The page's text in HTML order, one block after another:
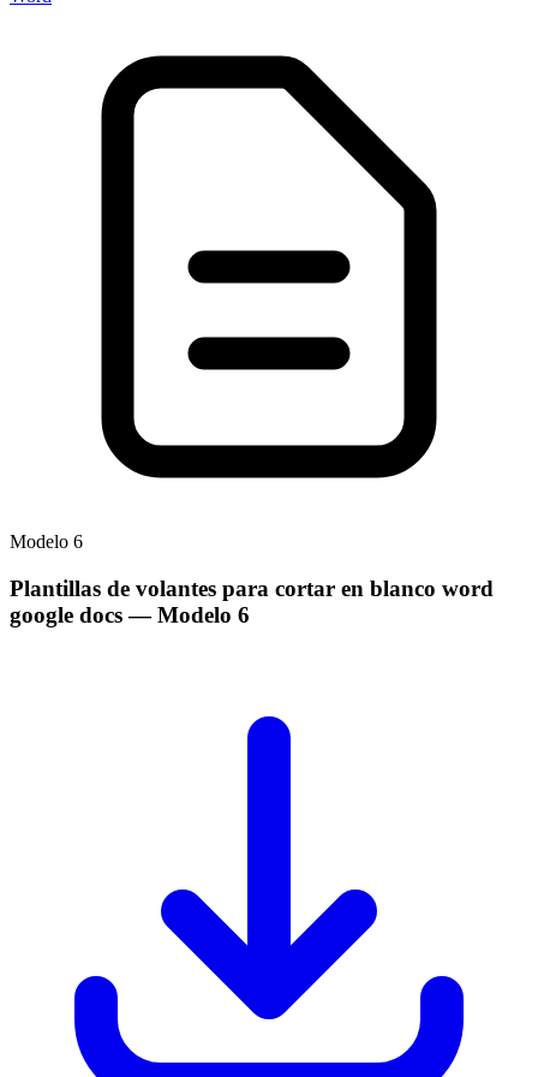
Modelo 6
Plantillas de volantes para cortar en blanco word
google docs— Modelo 6